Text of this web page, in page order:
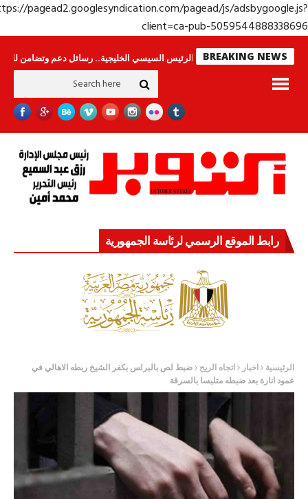
https://pagead2.googlesyndication.com/pagead/js/
client=ca-pub-
BREAKING NEWS
ينامون جولة الرئيس السيسي الخليجية.. رسائل دعم وتضامن للأشقاء
رابط الموقع الرسمي لرئاسة الجمهورية
الرئيسية اخبار اتجاه الريح ضبط لص بالبرلس بكفر الشيخ ربطه الاهالي في
عمود انارة بعد ضبطه متلبسا بالسرقة